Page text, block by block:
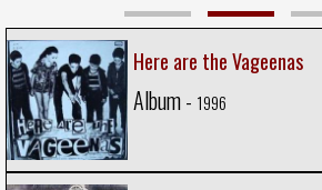
Here are the Vageenas
Album - 1996